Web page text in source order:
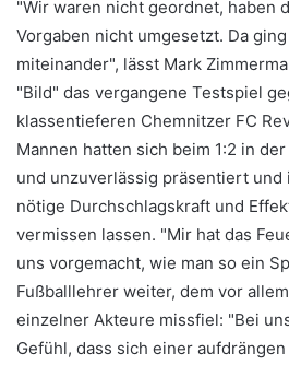
"Wir waren nicht geordnet, haben
Vorgaben nicht umgesetzt. Da
miteinander", lässt Mark
"Bild" das vergangene Testspiel
klassentieferen Chemnitzer FC
Mannen hatten sich beim 1:2 in
und unzuverlässig präsentiert und
nötige Durchschlagskraft und
vermissen lassen. "Mir hat das
uns vorgemacht, wie man so ein
Fußballlehrer weiter, dem vor
einzelner Akteure missfiel: "Bei
Gefühl, dass sich einer